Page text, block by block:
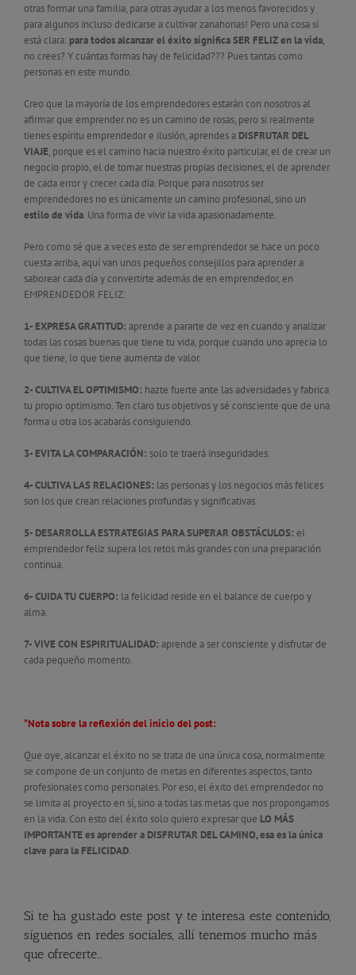
otras formar una familia, para otras ayudar a los menos favorecidos y
para algunos incluso dedicarse a cultivar zanahorias! Pero una cosa sí
está clara: para todos alcanzar el éxito significa SER FELIZ en la vida,
no crees? Y cuántas formas hay de felicidad??? Pues tantas como
personas en este mundo.
Creo que la mayoría de los emprendedores estarán con nosotros al
afirmar que emprender no es un camino de rosas, pero si realmente
tienes espíritu emprendedor e ilusión, aprendes a DISFRUTAR DEL
VIAJE, porque es el camino hacia nuestro éxito particular, el de crear un
negocio propio, el de tomar nuestras propias decisiones, el de aprender
de cada error y crecer cada día. Porque para nosotros ser
emprendedores no es únicamente un camino profesional, sino un
estilo de vida. Una forma de vivir la vida apasionadamente.
Pero como sé que a veces esto de ser emprendedor se hace un poco
cuesta arriba, aquí van unos pequeños consejillos para aprender a
saborear cada día y convertirte además de en emprendedor, en
EMPRENDEDOR FELIZ:
1- EXPRESA GRATITUD: aprende a pararte de vez en cuando y analizar
todas las cosas buenas que tiene tu vida, porque cuando uno aprecia lo
que tiene, lo que tiene aumenta de valor.
2- CULTIVA EL OPTIMISMO: hazte fuerte ante las adversidades y fabrica
tu propio optimismo. Ten claro tus objetivos y sé consciente que de una
forma u otra los acabarás consiguiendo.
3- EVITA LA COMPARACIÓN: solo te traerá inseguridades.
4- CULTIVA LAS RELACIONES: las personas y los negocios más felices
son los que crean relaciones profundas y significativas.
5- DESARROLLA ESTRATEGIAS PARA SUPERAR OBSTÁCULOS: el
emprendedor feliz supera los retos más grandes con una preparación
continua.
6- CUIDA TU CUERPO: la felicidad reside en el balance de cuerpo y
alma.
7- VIVE CON ESPIRITUALIDAD: aprende a ser consciente y disfrutar de
cada pequeño momento.
*Nota sobre la reflexión del inicio del post:
Que oye, alcanzar el éxito no se trata de una única cosa, normalmente
se compone de un conjunto de metas en diferentes aspectos, tanto
profesionales como personales. Por eso, el éxito del emprendedor no
se limita al proyecto en sí, sino a todas las metas que nos propongamos
en la vida. Con esto del éxito solo quiero expresar que LO MÁS
IMPORTANTE es aprender a DISFRUTAR DEL CAMINO, esa es la única
clave para la FELICIDAD.
Si te ha gustado este post y te interesa este contenido,
síguenos en redes sociales, allí tenemos mucho más
que ofrecerte…